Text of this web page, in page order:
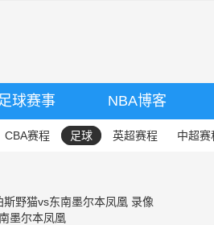
球赛事 NBA博客
CBA赛程 足球 英超赛程 中超赛
野猫vs东南墨尔本凤凰 录像
墨尔本凤凰